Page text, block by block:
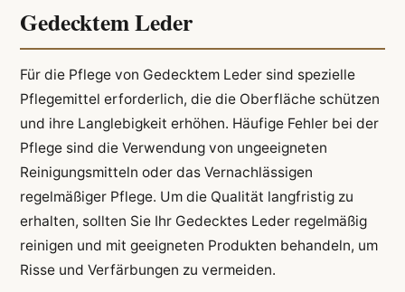
Gedecktem Leder
Für die Pflege von Gedecktem Leder sind spezielle
Pflegemittel erforderlich, die die Oberfläche schützen
und ihre Langlebigkeit erhöhen. Häufige Fehler bei der
Pflege sind die Verwendung von ungeeigneten
Reinigungsmitteln oder das Vernachlässigen
regelmäßiger Pflege. Um die Qualität langfristig zu
erhalten, sollten Sie Ihr Gedecktes Leder regelmäßig
reinigen und mit geeigneten Produkten behandeln, um
Risse und Verfärbungen zu vermeiden.